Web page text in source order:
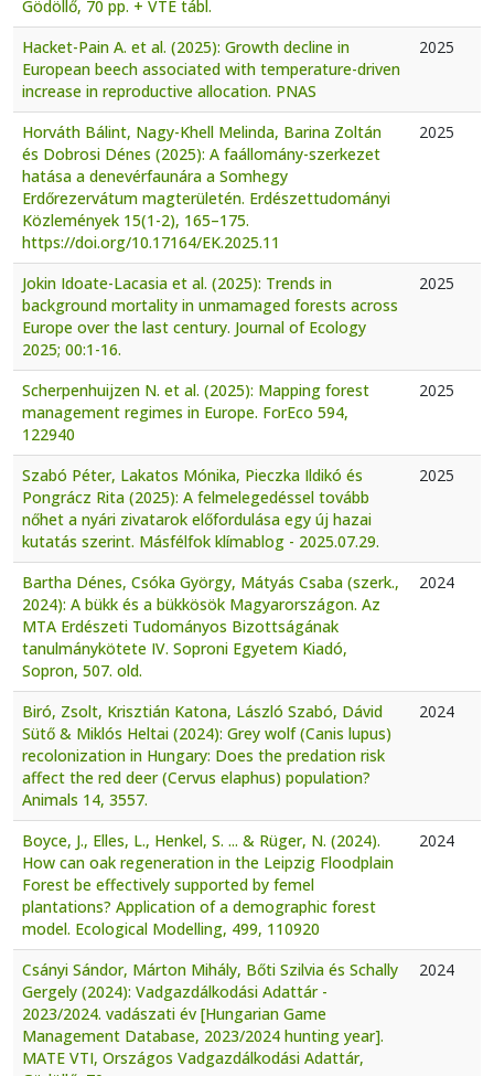
Gödöllő, 70 pp. + VTE tábl.
Hacket-Pain A. et al. (2025): Growth decline in
European beech associated with temperature-driven
increase in reproductive allocation. PNAS
2025
Horváth Bálint, Nagy-Khell Melinda, Barina Zoltán
és Dobrosi Dénes (2025): A faállomány-szerkezet
hatása a denevérfaunára a Somhegy
Erdőrezervátum magterületén. Erdészettudományi
Közlemények 15(1-2), 165–175.
https://doi.org/10.17164/EK.2025.11
2025
Jokin Idoate-Lacasia et al. (2025): Trends in
background mortality in unmamaged forests across
Europe over the last century. Journal of Ecology
2025; 00:1-16.
2025
Scherpenhuijzen N. et al. (2025): Mapping forest
management regimes in Europe. ForEco 594,
122940
2025
Szabó Péter, Lakatos Mónika, Pieczka Ildikó és
Pongrácz Rita (2025): A felmelegedéssel tovább
nőhet a nyári zivatarok előfordulása egy új hazai
kutatás szerint. Másfélfok klímablog - 2025.07.29.
2025
Bartha Dénes, Csóka György, Mátyás Csaba (szerk.,
2024): A bükk és a bükkösök Magyarországon. Az
MTA Erdészeti Tudományos Bizottságának
tanulmánykötete IV. Soproni Egyetem Kiadó,
Sopron, 507. old.
2024
Biró, Zsolt, Krisztián Katona, László Szabó, Dávid
Sütő & Miklós Heltai (2024): Grey wolf (Canis lupus)
recolonization in Hungary: Does the predation risk
affect the red deer (Cervus elaphus) population?
Animals 14, 3557.
2024
Boyce, J., Elles, L., Henkel, S. ... & Rüger, N. (2024).
How can oak regeneration in the Leipzig Floodplain
Forest be effectively supported by femel
plantations? Application of a demographic forest
model. Ecological Modelling, 499, 110920
2024
Csányi Sándor, Márton Mihály, Bőti Szilvia és Schally
Gergely (2024): Vadgazdálkodási Adattár -
2023/2024. vadászati év [Hungarian Game
Management Database, 2023/2024 hunting year].
MATE VTI, Országos Vadgazdálkodási Adattár,
2024